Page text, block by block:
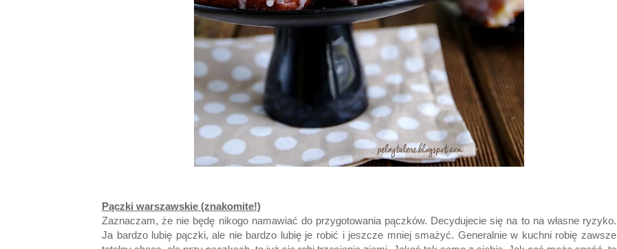
Pączki warszawskie (znakomite!)
Zaznaczam, że nie będę nikogo namawiać do przygotowania pączków. Decydujecie się na to na własne ryzyko.
Ja bardzo lubię pączki, ale nie bardzo lubię je robić i jeszcze mniej smażyć. Generalnie w kuchni robię zawsze